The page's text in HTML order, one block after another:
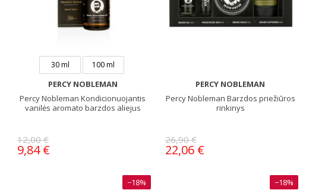
30 ml 100 ml
PERCY NOBLEMAN
Percy Nobleman Kondicionuojantis
vanilės aromato barzdos aliejus
12,00 €
9,84 €
PERCY NOBLEMAN
Percy Nobleman Barzdos priežiūros
rinkinys
26,90 €
22,06 €
−18% −18%